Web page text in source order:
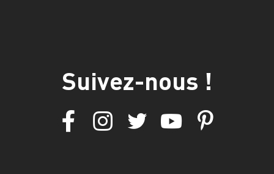
Suivez-nous !